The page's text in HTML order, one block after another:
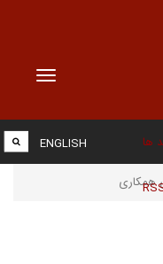
Toggle
ها ENGLISH
همکاری